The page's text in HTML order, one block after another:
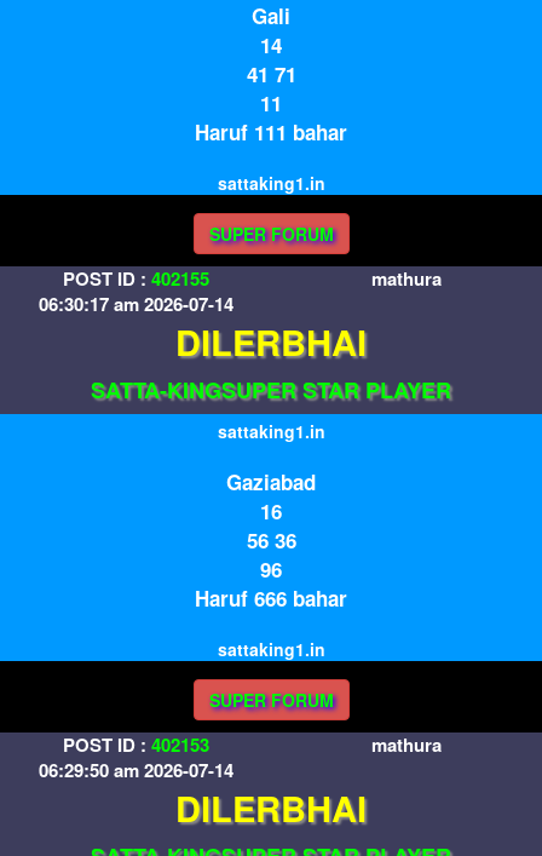
Gali
14
41 71
11
Haruf 111 bahar
sattaking1.in
SUPER FORUM
POST ID : 402155
06:30:17 am 2026-07-14
mathura
DILERBHAI
SATTA-KINGSUPER STAR PLAYER
sattaking1.in
Gaziabad
16
56 36
96
Haruf 666 bahar
sattaking1.in
SUPER FORUM
POST ID : 402153
06:29:50 am 2026-07-14
mathura
DILERBHAI